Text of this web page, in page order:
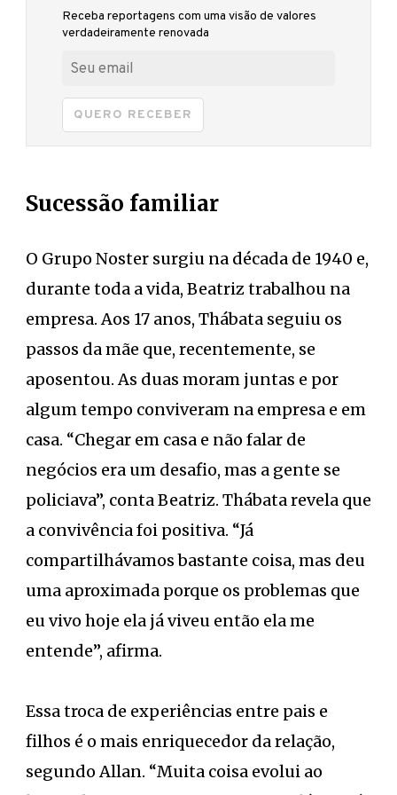
Receba reportagens com uma visão de valores
verdadeiramente renovada
QUERO RECEBER
Sucessão familiar
O Grupo Noster surgiu na década de 1940 e,
durante toda a vida, Beatriz trabalhou na
empresa. Aos 17 anos, Thábata seguiu os
passos da mãe que, recentemente, se
aposentou. As duas moram juntas e por
algum tempo conviveram na empresa e em
casa. “Chegar em casa e não falar de
negócios era um desafio, mas a gente se
policiava”, conta Beatriz. Thábata revela que
a convivência foi positiva. “Já
compartilhávamos bastante coisa, mas deu
uma aproximada porque os problemas que
eu vivo hoje ela já viveu então ela me
entende”, afirma.
Essa troca de experiências entre pais e
filhos é o mais enriquecedor da relação,
segundo Allan. “Muita coisa evolui ao